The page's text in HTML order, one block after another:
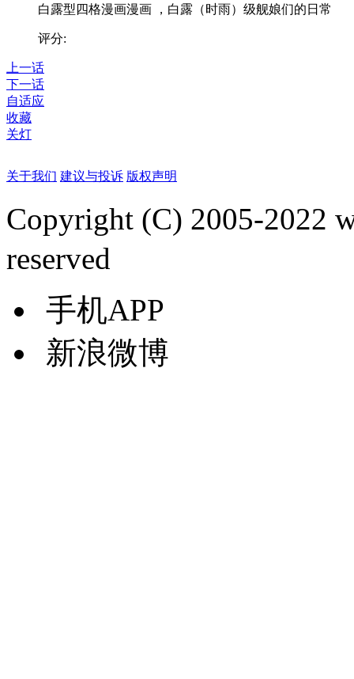
白露型四格漫画漫画 ，白露（时雨）级舰娘们的日常
评分:
上一话
下一话
自适应
收藏
关灯
关于我们 建议与投诉 版权声明
Copyright (C) 2005-2022
reserved
手机APP
新浪微博